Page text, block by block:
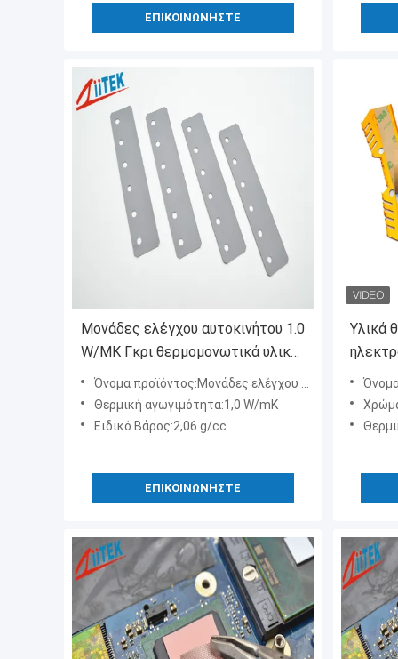
ΕΠΙΚΟΙΝΩΝΉΣΤΕ
Μονάδες ελέγχου αυτοκινήτου 1.0
W/MK Γκρι θερμομονωτικά υλικά
για μπαταρία αυτοκινήτου
Όνομα προϊόντος:Μονάδες ελέγχου αυτοκινήτου 1.0W/MK Γκρι θερμομονωτικά υλικά για μπαταρία αυτοκινήτου
Θερμική αγωγιμότητα:1,0 W/mK
Ειδικό Βάρος:2,06 g/cc
ΕΠΙΚΟΙΝΩΝΉΣΤΕ
Υλικά
Όνομα